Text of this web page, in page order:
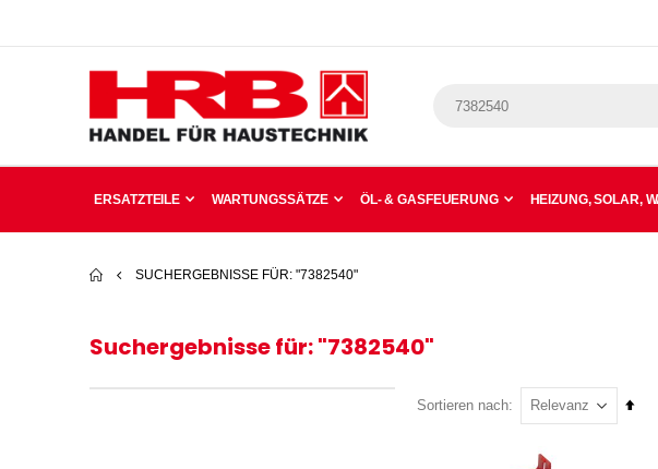
ERSATZTEILE WARTUNGSSÄTZE ÖL- & GASFEUERUNG HEIZUNG, SOLAR,
SUCHERGEBNISSE FÜR: "7382540"
Suchergebnisse für: "7382540"
Sortieren nach
In